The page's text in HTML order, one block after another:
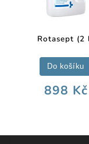
Rotasept (2
898 Kč
Do košíku